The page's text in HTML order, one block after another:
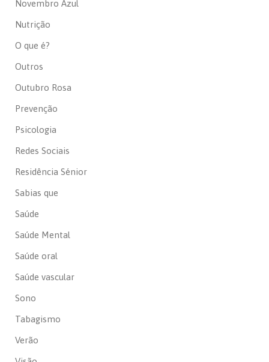
Novembro Azul
Nutrição
O que é?
Outros
Outubro Rosa
Prevenção
Psicologia
Redes Sociais
Residência Sénior
Sabias que
Saúde
Saúde Mental
Saúde oral
Saúde vascular
Sono
Tabagismo
Verão